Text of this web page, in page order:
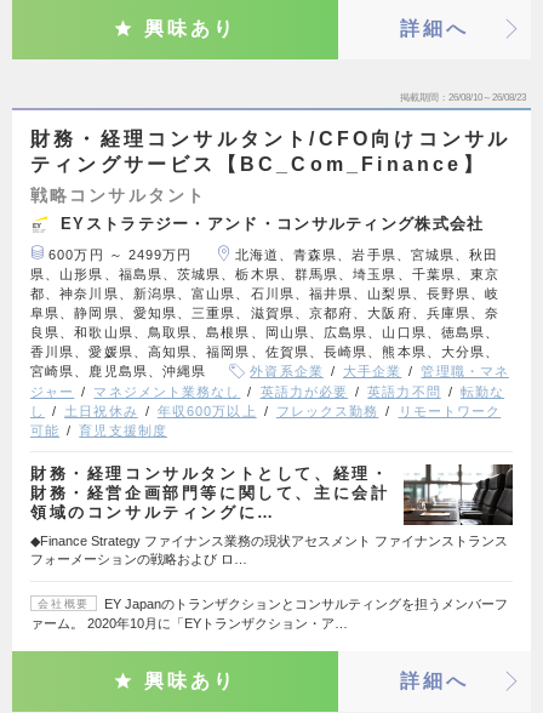
興味あり 詳細へ
掲載期間 26/08/10～26/08/23
財務・経理コンサルタント/CFO向けコンサル
ティングサービス【BC_Com_Finance】
戦略コンサルタント
EYストラテジー・アンド・コンサルティング株式会社
600万円 ～ 2499万円
北海道、青森県、岩手県、宮城県、秋田
県、山形県、福島県、茨城県、栃木県、群馬県、埼玉県、千葉県、東京
都、神奈川県、新潟県、富山県、石川県、福井県、山梨県、長野県、岐
阜県、静岡県、愛知県、三重県、滋賀県、京都府、大阪府、兵庫県、奈
良県、和歌山県、鳥取県、島根県、岡山県、広島県、山口県、徳島県、
香川県、愛媛県、高知県、福岡県、佐賀県、長崎県、熊本県、大分県、
宮崎県、鹿児島県、沖縄県
外資系企業 大手企業
管理職・マネ
ジャー
マネジメント業務なし 英語力が必要 英語力不問
転勤な
し
土日祝休み 年収600万以上 フレックス勤務
リモートワーク
可能
育児支援制度
財務・経理コンサルタントとして、経理・
財務・経営企画部門等に関して、主に会計
領域のコンサルティングに…
◆Finance Strategy ファイナンス業務の現状アセスメント ファイナンストランス
フォーメーションの戦略および ロ…
会社概要
EY Japanのトランザクションとコンサルティングを担うメンバーフ
ァーム。 2020年10月に「EYトランザクション・ア…
興味あり 詳細へ